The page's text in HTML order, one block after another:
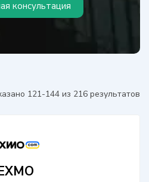
консультация
121-144 из 216 результатов